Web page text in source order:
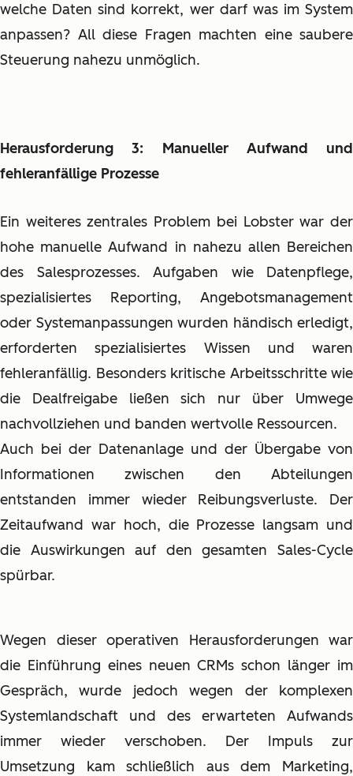
welche Daten sind korrekt, wer darf was im System
anpassen? All diese Fragen machten eine saubere
Steuerung nahezu unmöglich.
Herausforderung 3: Manueller Aufwand und
fehleranfällige Prozesse
Ein weiteres zentrales Problem bei Lobster war der
hohe manuelle Aufwand in nahezu allen Bereichen
des Salesprozesses. Aufgaben wie Datenpflege,
spezialisiertes Reporting, Angebotsmanagement
oder Systemanpassungen wurden händisch erledigt,
erforderten spezialisiertes Wissen und waren
fehleranfällig. Besonders kritische Arbeitsschritte wie
die Dealfreigabe ließen sich nur über Umwege
nachvollziehen und banden wertvolle Ressourcen.
Auch bei der Datenanlage und der Übergabe von
Informationen zwischen den Abteilungen
entstanden immer wieder Reibungsverluste. Der
Zeitaufwand war hoch, die Prozesse langsam und
die Auswirkungen auf den gesamten Sales-Cycle
spürbar.
Wegen dieser operativen Herausforderungen war
die Einführung eines neuen CRMs schon länger im
Gespräch, wurde jedoch wegen der komplexen
Systemlandschaft und des erwarteten Aufwands
immer wieder verschoben. Der Impuls zur
Umsetzung kam schließlich aus dem Marketing,